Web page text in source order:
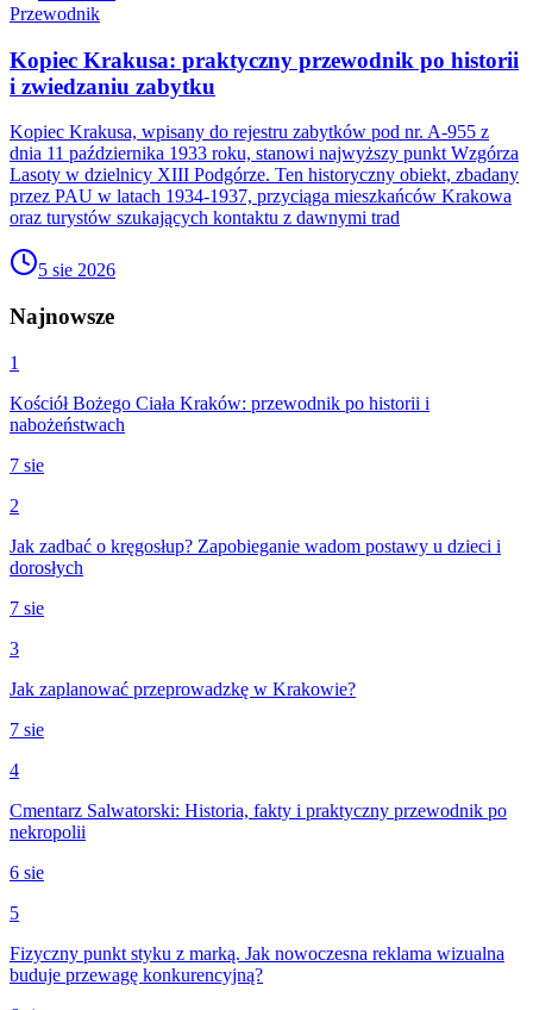
Przewodnik
Kopiec Krakusa: praktyczny przewodnik po historii
i zwiedzaniu zabytku
Kopiec Krakusa, wpisany do rejestru zabytków pod nr. A-955 z
dnia 11 października 1933 roku, stanowi najwyższy punkt Wzgórza
Lasoty w dzielnicy XIII Podgórze. Ten historyczny obiekt, zbadany
przez PAU w latach 1934-1937, przyciąga mieszkańców Krakowa
oraz turystów szukających kontaktu z dawnymi trad
5 sie 2026
Najnowsze
1
Kościół Bożego Ciała Kraków: przewodnik po historii i
nabożeństwach
7 sie
2
Jak zadbać o kręgosłup? Zapobieganie wadom postawy u dzieci i
dorosłych
7 sie
3
Jak zaplanować przeprowadzkę w Krakowie?
7 sie
4
Cmentarz Salwatorski: Historia, fakty i praktyczny przewodnik po
nekropolii
6 sie
5
Fizyczny punkt styku z marką. Jak nowoczesna reklama wizualna
buduje przewagę konkurencyjną?